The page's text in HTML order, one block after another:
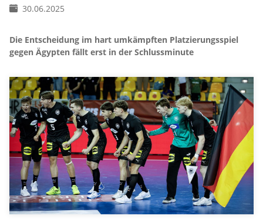
30.06.2025
Die Entscheidung im hart umkämpften Platzierungsspiel
gegen Ägypten fällt erst in der Schlussminute